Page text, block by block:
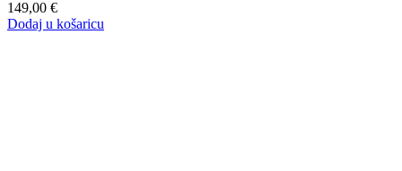
149,00 €
Dodaj u košaricu